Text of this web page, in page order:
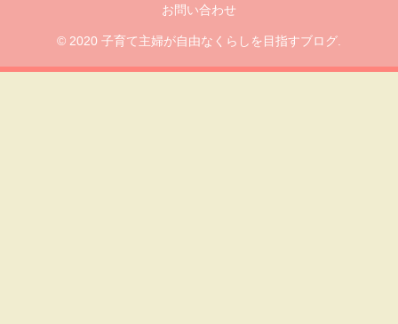
お問い合わせ
© 2020 子育て主婦が自由なくらしを目指すブログ.